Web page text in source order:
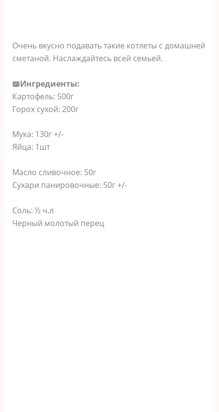
Очень вкусно подавать такие котлеты с домашней
сметаной. Наслаждайтесь всей семьей.
📖Ингредиенты:
Картофель: 500г
Горох сухой: 200г
Мука: 130г +/-
Яйца: 1шт
Масло сливочное: 50г
Сухари панировочные: 50г +/-
Соль: ½ ч.л
Черный молотый перец